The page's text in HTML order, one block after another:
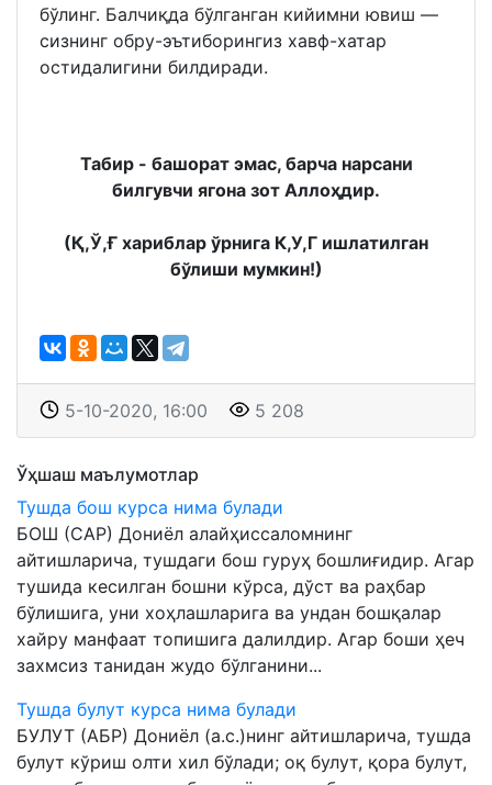
бўлинг. Балчиқда бўлганган кийимни ювиш —
сизнинг обру-эътиборингиз хавф-хатар
остидалигини билдиради.
Табир - башорат эмас, барча нарсани
билгувчи ягона зот Аллоҳдир.
(Қ,Ў,Ғ хариблар ўрнига К,У,Г ишлатилган
бўлиши мумкин!)
5-10-2020, 16:00 5 208
Ўҳшаш маълумотлар
Тушда бош курса нима булади
БОШ (САР) Дониёл алайҳиссаломнинг
айтишларича, тушдаги бош гуруҳ бошлиғидир. Агар
тушида кесилган бошни кўрса, дўст ва раҳбар
бўлишига, уни хоҳлашларига ва ундан бошқалар
хайру манфаат топишига далилдир. Агар боши ҳеч
захмсиз танидан жудо бўлганини...
Тушда булут курса нима булади
БУЛУТ (АБР) Дониёл (а.с.)нинг айтишларича, тушда
булут кўриш олти хил бўлади; оқ булут, қора булут,